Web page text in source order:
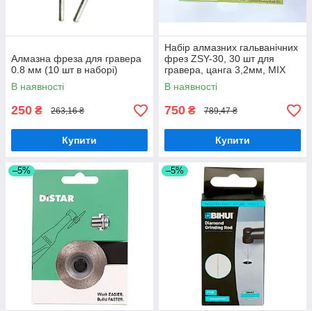
Алмазна фреза для гравера
0.8 мм (10 шт в наборі)
В наявності
250 ₴ 263,16 ₴
Купити
Набір алмазних гальванічних
фрез ZSY-30, 30 шт для
гравера, цанга 3,2мм, MIX
В наявності
750 ₴ 789,47 ₴
Купити
–5% –5%